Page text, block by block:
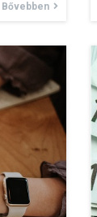
Bővebben